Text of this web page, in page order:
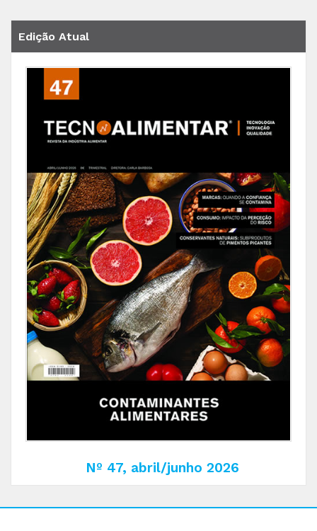
Edição Atual
Nº 47, abril/junho 2026